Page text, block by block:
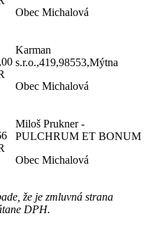
Obec Michalová
Karman
s.r.o.,419,98553,Mýtna
Obec Michalová
Miloš Prukner -
PULCHRUM ET BONUM
Obec Michalová
že je zmluvná strana
DPH.